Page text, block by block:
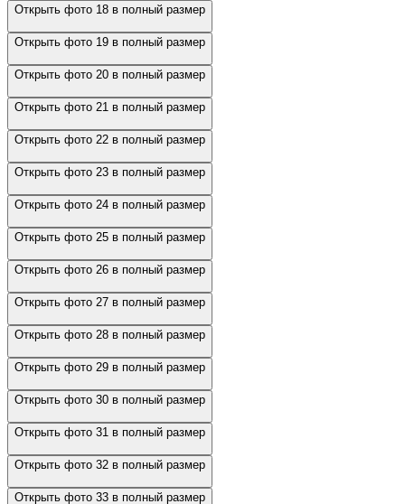
Открыть фото 18 в полный размер
Открыть фото 19 в полный размер
Открыть фото 20 в полный размер
Открыть фото 21 в полный размер
Открыть фото 22 в полный размер
Открыть фото 23 в полный размер
Открыть фото 24 в полный размер
Открыть фото 25 в полный размер
Открыть фото 26 в полный размер
Открыть фото 27 в полный размер
Открыть фото 28 в полный размер
Открыть фото 29 в полный размер
Открыть фото 30 в полный размер
Открыть фото 31 в полный размер
Открыть фото 32 в полный размер
Открыть фото 33 в полный размер